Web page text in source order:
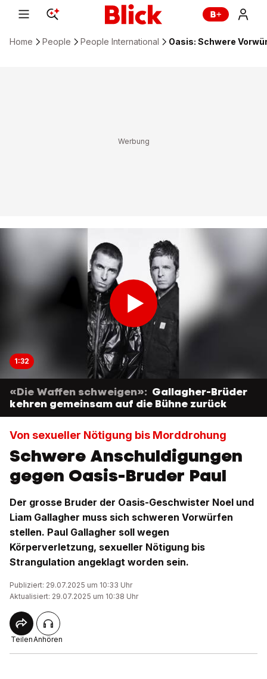
Home People People International Oasis: Schwere
1:32
«Die Waffen schweigen»: Gallagher-Brüder
kehren gemeinsam auf die Bühne zurück
Von sexueller Nötigung bis Morddrohung
Schwere Anschuldigungen
gegen Oasis-Bruder Paul
Der grosse Bruder der Oasis-Geschwister Noel und
Liam Gallagher muss sich schweren Vorwürfen
stellen. Paul Gallagher soll wegen
Körperverletzung, sexueller Nötigung bis
Strangulation angeklagt worden sein.
Publiziert: 29.07.2025 um 10:33 Uhr
Aktualisiert: 29.07.2025 um 10:38 Uhr
TeilenAnhören